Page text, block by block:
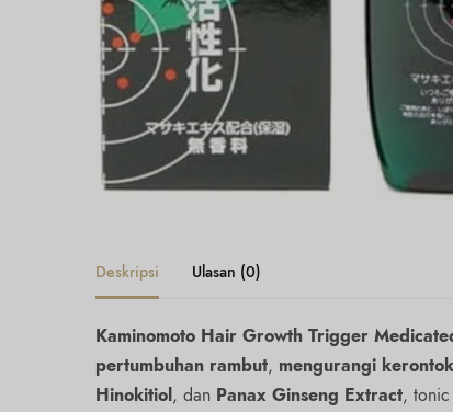
Deskripsi Ulasan (0)
Kaminomoto Hair Growth Trigger
pertumbuhan rambut, mengurangi
Hinokitiol, dan Panax Ginseng Extract, tonic